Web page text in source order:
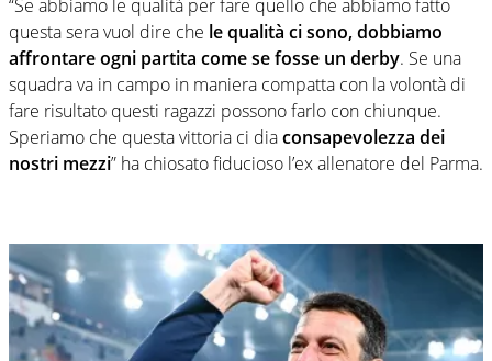
“Se abbiamo le qualità per fare quello che abbiamo fatto
questa sera vuol dire che le qualità ci sono, dobbiamo
affrontare ogni partita come se fosse un derby. Se una
squadra va in campo in maniera compatta con la volontà di
fare risultato questi ragazzi possono farlo con chiunque.
Speriamo che questa vittoria ci diaconsapevolezza dei
nostri mezzi” ha chiosato fiducioso l’ex allenatore del Parma.